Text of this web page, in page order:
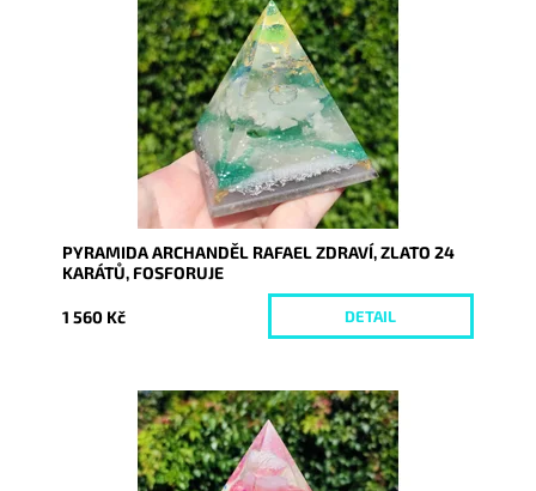
Dostupnost:
Vyprodáno
9220
PYRAMIDA ARCHANDĚL RAFAEL ZDRAVÍ, ZLATO 24
KARÁTŮ, FOSFORUJE
1 560 Kč DETAIL
Dostupnost:
Skladem
9221